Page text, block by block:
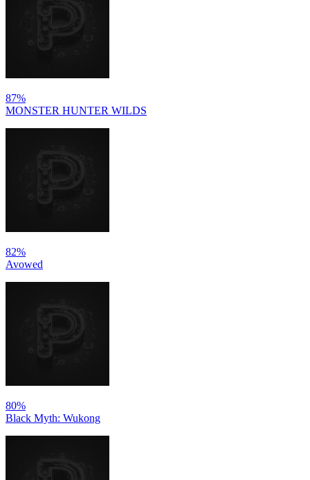
87%
MONSTER HUNTER WILDS
82%
Avowed
80%
Black Myth: Wukong